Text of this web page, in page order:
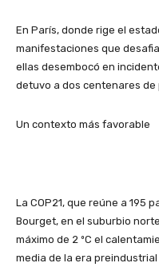
En París, donde rige el
manifestaciones que
ellas desembocó en
detuvo a dos centenares de
Un contexto más favorable
La COP21, que reúne a 195
Bourget, en el suburbio
máximo de 2 ºC el
media de la era preindustrial